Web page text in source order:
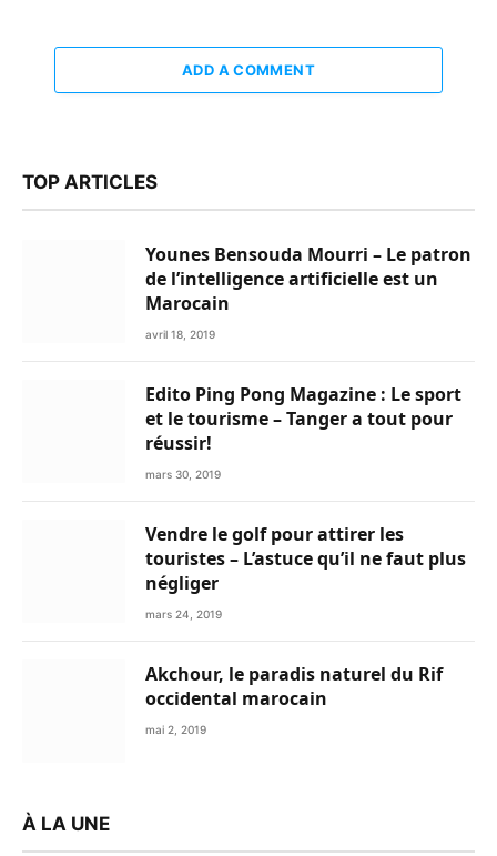
ADD A COMMENT
TOP ARTICLES
Younes Bensouda Mourri – Le patron
de l’intelligence artificielle est un
Marocain
avril 18, 2019
Edito Ping Pong Magazine : Le sport
et le tourisme – Tanger a tout pour
réussir!
mars 30, 2019
Vendre le golf pour attirer les
touristes – L’astuce qu’il ne faut plus
négliger
mars 24, 2019
Akchour, le paradis naturel du Rif
occidental marocain
mai 2, 2019
À LA UNE